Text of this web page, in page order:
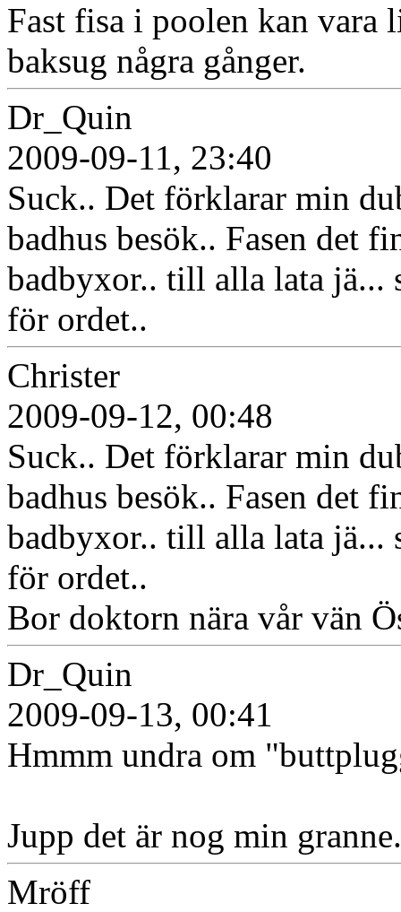
Fast fisa i poolen kan vara
baksug några gånger.
Dr_Quin
2009-09-11, 23:40
Suck.. Det förklarar min
badhus besök.. Fasen det
badbyxor.. till alla lata jä...
för ordet..
Christer
2009-09-12, 00:48
Suck.. Det förklarar min
badhus besök.. Fasen det
badbyxor.. till alla lata jä...
för ordet..
Bor doktorn nära vår vän
Dr_Quin
2009-09-13, 00:41
Hmmm undra om
Jupp det är nog min
Mröff